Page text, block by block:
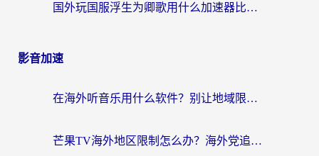
国外玩国服浮生为卿歌用什么加速器比较好？海外党亲测不踩坑指南
影音加速
在海外听音乐用什么软件？别让地域限制断了你的华语歌单
芒果TV海外地区限制怎么办？海外党追剧看片的实用加速器选择指南